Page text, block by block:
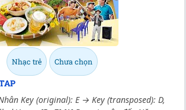
Nhạc trẻ Chưa chọn
Nhân Key (original): E → Key (transposed): D,